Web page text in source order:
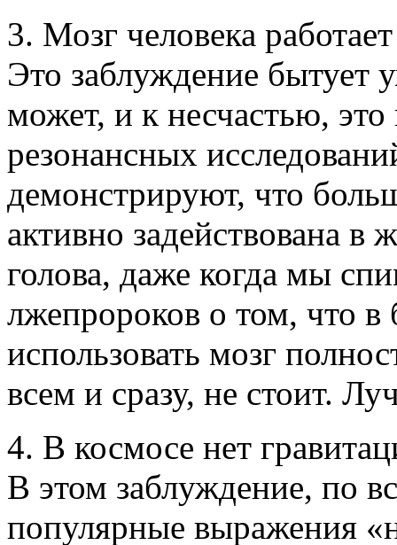
3. Мозг человека
Это заблуждение бытует
может, и к несчастью,
резонансных
демонстрируют, что
активно задействована в
голова, даже когда мы
лжепророков о том, что
использовать мозг
всем и сразу, не стоит.
4. В космосе нет
В этом заблуждение, по
популярные выражения